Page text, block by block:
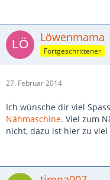
Löwenmama
Fortgeschrittener
27. Februar 2014
Ich wünsche dir viel
Nähmaschine. Viel zum
nicht, dazu ist hier zu viel